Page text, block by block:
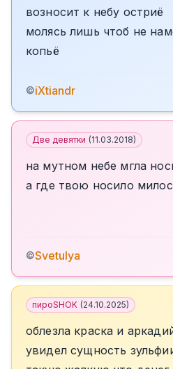
возносит к небу остриё
молясь лишь чтоб не
копьё
©iXtiandr
Две девятки (11.03.2018)
на мутном небе мгла
а где твою носило
©Svetulya
пироSHOK (24.10.2025)
облезла краска и
увидел сущность